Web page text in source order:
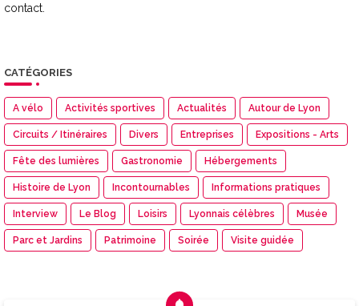
contact.
CATÉGORIES
A vélo Activités sportives Actualités Autour de Lyon
Circuits / Itinéraires Divers Entreprises Expositions - Arts
Fête des lumières Gastronomie Hébergements
Histoire de Lyon Incontournables Informations pratiques
Interview Le Blog Loisirs Lyonnais célèbres Musée
Parc et Jardins Patrimoine Soirée Visite guidée